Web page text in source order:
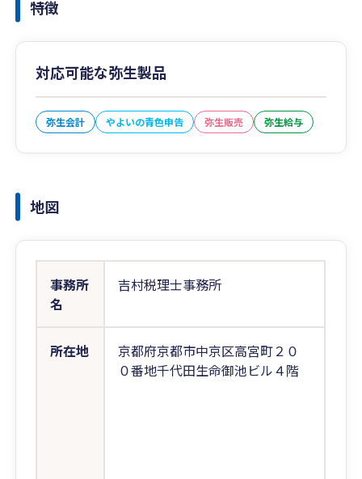
特徴
対応可能な弥生製品
弥生会計 やよいの青色申告 弥生販売 弥生給与
地図
事務所
名
吉村税理士事務所
所在地
京都府京都市中京区高宮町２０
０番地千代田生命御池ビル４階